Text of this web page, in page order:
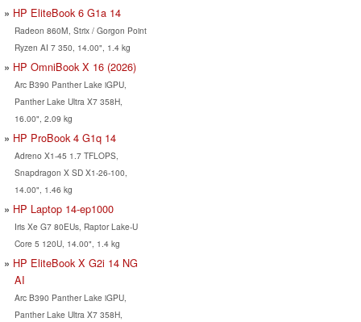
HP EliteBook 6 G1a 14
Radeon 860M, Strix / Gorgon Point
Ryzen AI 7 350, 14.00", 1.4 kg
HP OmniBook X 16 (2026)
Arc B390 Panther Lake iGPU,
Panther Lake Ultra X7 358H,
16.00", 2.09 kg
HP ProBook 4 G1q 14
Adreno X1-45 1.7 TFLOPS,
Snapdragon X SD X1-26-100,
14.00", 1.46 kg
HP Laptop 14-ep1000
Iris Xe G7 80EUs, Raptor Lake-U
Core 5 120U, 14.00", 1.4 kg
HP EliteBook X G2i 14 NG
AI
Arc B390 Panther Lake iGPU,
Panther Lake Ultra X7 358H,